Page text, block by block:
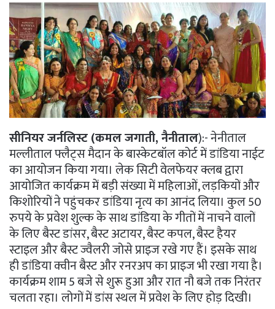
सीनियर जर्नलिस्ट (कमल जगाती, नैनीताल):- नेनीताल
मल्लीताल फ्लैट्स मैदान के बास्केटबॉल कोर्ट में डांडिया नाईट
का आयोजन किया गया। लेक सिटी वेलफेयर क्लब द्वारा
आयोजित कार्यक्रम में बड़ी संख्या में महिलाओं, लड़कियों और
किशोरियों ने पहुंचकर डांडिया नृत्य का आनंद लिया। कुल 50
रुपये के प्रवेश शुल्क के साथ डांडिया के गीतों में नाचने वालों
के लिए बैस्ट डांसर, बैस्ट अटायर, बैस्ट कपल, बैस्ट हैयर
स्टाइल और बैस्ट ज्वैलरी जोसे प्राइज रखे गए हैं। इसके साथ
ही डांडिया क्वीन बैस्ट और रनरअप का प्राइज भी रखा गया है।
कार्यक्रम शाम 5 बजे से शुरू हुआ और रात नौ बजे तक निरंतर
चलता रहा। लोगों में डांस स्थल में प्रवेश के लिए होड़ दिखी।